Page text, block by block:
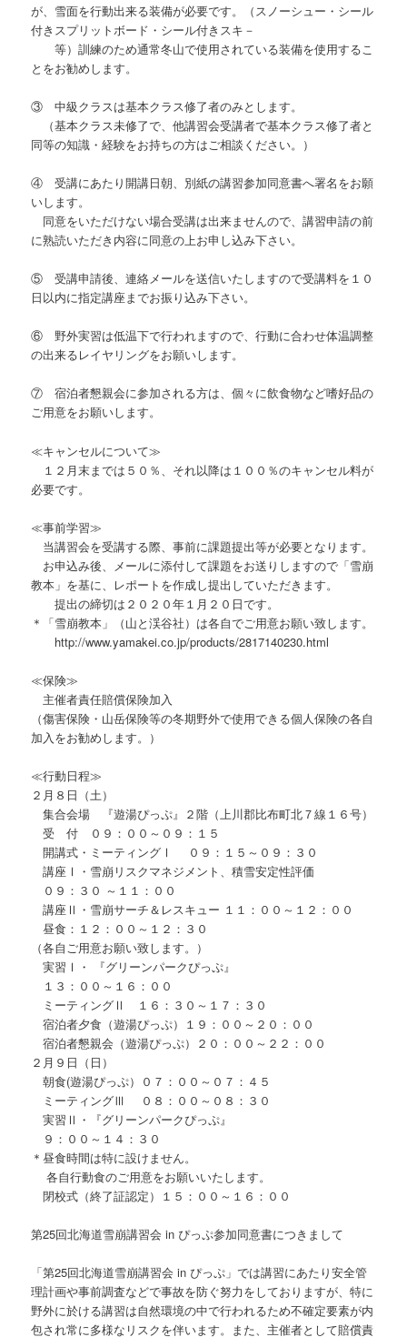
が、雪面を行動出来る装備が必要です。（スノーシュー・シール
付きスプリットボード・シール付きスキ－
等）訓練のため通常冬山で使用されている装備を使用するこ
とをお勧めします。
③ 中級クラスは基本クラス修了者のみとします。
（基本クラス未修了で、他講習会受講者で基本クラス修了者と
同等の知識・経験をお持ちの方はご相談ください。）
④ 受講にあたり開講日朝、別紙の講習参加同意書へ署名をお願
いします。
同意をいただけない場合受講は出来ませんので、講習申請の前
に熟読いただき内容に同意の上お申し込み下さい。
⑤ 受講申請後、連絡メールを送信いたしますので受講料を１０
日以内に指定講座までお振り込み下さい。
⑥ 野外実習は低温下で行われますので、行動に合わせ体温調整
の出来るレイヤリングをお願いします。
⑦ 宿泊者懇親会に参加される方は、個々に飲食物など嗜好品の
ご用意をお願いします。
≪キャンセルについて≫
１２月末までは５０％、それ以降は１００％のキャンセル料が
必要です。
≪事前学習≫
当講習会を受講する際、事前に課題提出等が必要となります。
お申込み後、メールに添付して課題をお送りしますので「雪崩
教本」を基に、レポートを作成し提出していただきます。
提出の締切は２０２０年１月２０日です。
＊「雪崩教本」（山と渓谷社）は各自でご用意お願い致します。
http://www.yamakei.co.jp/products/2817140230.html
≪保険≫
主催者責任賠償保険加入
（傷害保険・山岳保険等の冬期野外で使用できる個人保険の各自
加入をお勧めします。）
≪行動日程≫
２月８日（土）
集合会場 『遊湯ぴっぷ』２階（上川郡比布町北７線１６号）
受 付 ０９：００～０９：１５
開講式・ミーティングⅠ ０９：１５～０９：３０
講座Ⅰ・雪崩リスクマネジメント、積雪安定性評価
０９：３０ ～１１：００
講座Ⅱ・雪崩サーチ＆レスキュー １１：００～１２：００
昼食：１２：００～１２：３０
（各自ご用意お願い致します。）
実習Ⅰ・ 『グリーンパークぴっぷ』
１３：００～１６：００
ミーティングⅡ １６：３０～１７：３０
宿泊者夕食（遊湯ぴっぷ）１９：００～２０：００
宿泊者懇親会（遊湯ぴっぷ）２０：００～２２：００
２月９日（日）
朝食(遊湯ぴっぷ）０７：００～０７：４５
ミーティングⅢ ０８：００～０８：３０
実習Ⅱ・『グリーンパークぴっぷ』
９：００～１４：３０
＊昼食時間は特に設けません。
各自行動食のご用意をお願いいたします。
閉校式（終了証認定）１５：００～１６：００
第25回北海道雪崩講習会 in ぴっぷ参加同意書につきまして
「第25回北海道雪崩講習会 in ぴっぷ」では講習にあたり安全管
理計画や事前調査などで事故を防ぐ努力をしておりますが、特に
野外に於ける講習は自然環境の中で行われるため不確定要素が内
包され常に多様なリスクを伴います。また、主催者として賠償責